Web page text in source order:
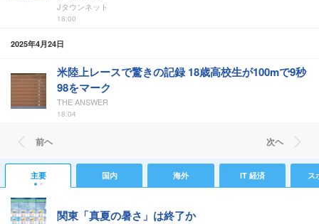
Jタウンネット
18:00
2025年4月24日
米陸上レースで驚きの記録 18歳高校生が100mで9秒
98をマーク
THE ANSWER
18:04
前ヘ 次ヘ
主要 国内 海外 IT 経済 ス
関東「真夏の暑さ」は終了か